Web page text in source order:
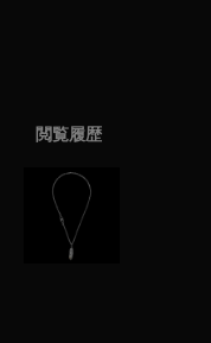
閲覧履歴